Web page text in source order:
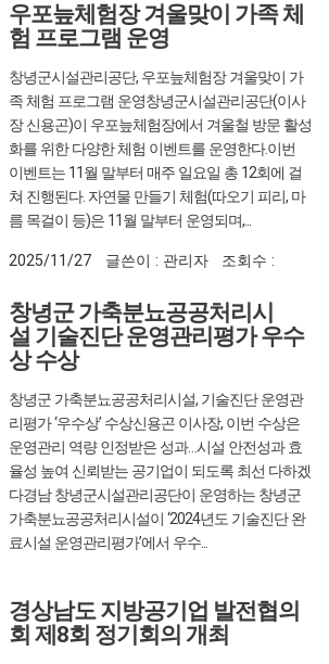
우포늪체험장 겨울맞이 가족 체
험 프로그램 운영
창녕군시설관리공단, 우포늪체험장 겨울맞이 가
족 체험 프로그램 운영창녕군시설관리공단(이사
장 신용곤)이 우포늪체험장에서 겨울철 방문 활성
화를 위한 다양한 체험 이벤트를 운영한다.이번
이벤트는 11월 말부터 매주 일요일 총 12회에 걸
쳐 진행된다. 자연물 만들기 체험(따오기 피리, 마
름 목걸이 등)은 11월 말부터 운영되며,...
2025/11/27 글쓴이 : 관리자
조회수 :
창녕군 가축분뇨공공처리시
설 기술진단 운영관리평가 우수
상 수상
창녕군 가축분뇨공공처리시설, 기술진단 운영관
리평가 ‘우수상’ 수상신용곤 이사장, 이번 수상은
운영관리 역량 인정받은 성과…시설 안전성과 효
율성 높여 신뢰받는 공기업이 되도록 최선 다하겠
다경남 창녕군시설관리공단이 운영하는 창녕군
가축분뇨공공처리시설이 ‘2024년도 기술진단 완
료시설 운영관리평가’에서 우수...
337
경상남도 지방공기업 발전협의
회 제8회 정기회의 개최